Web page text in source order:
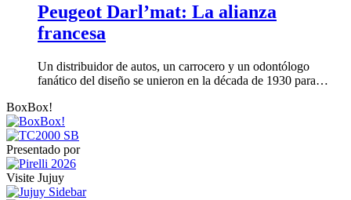
Peugeot Darl’mat: La alianza
francesa
Un distribuidor de autos, un carrocero y un odontólogo
fanático del diseño se unieron en la década de 1930 para…
BoxBox!
Presentado por
Visite Jujuy